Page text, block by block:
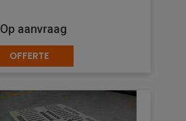
Op aanvraag
OFFERTE